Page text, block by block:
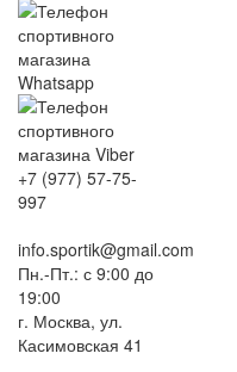
+7 (977) 57-75-
997
info.sportik@gmail.com
Пн.-Пт.: с 9:00 до
19:00
г. Москва, ул.
Касимовская 41